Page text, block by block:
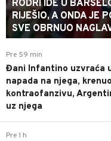
RODRI IDE U
RIJEŠIO, A ONDA JE
SVE OBRNUO
Pre 59 min
Đani Infantino uzvraća
napada na njega,
kontraofanzivu,
uz njega
Pre 1 h